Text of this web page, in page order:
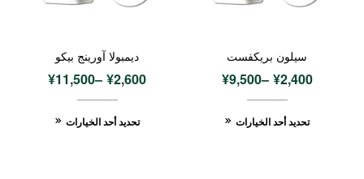
سيلون بريكفست
¥2,400
–
¥9,500
تحديد أحد الخيارات
ديمبولا آورينج بيكو
¥2,600
–
¥11,500
تحديد أحد الخيارات